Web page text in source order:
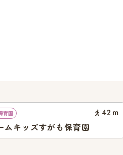
育園 42 ｍ
ムキッズすがも保育園